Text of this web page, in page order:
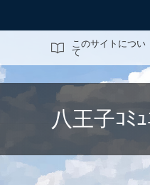
このサイトについ
て
八王子ｺﾐ